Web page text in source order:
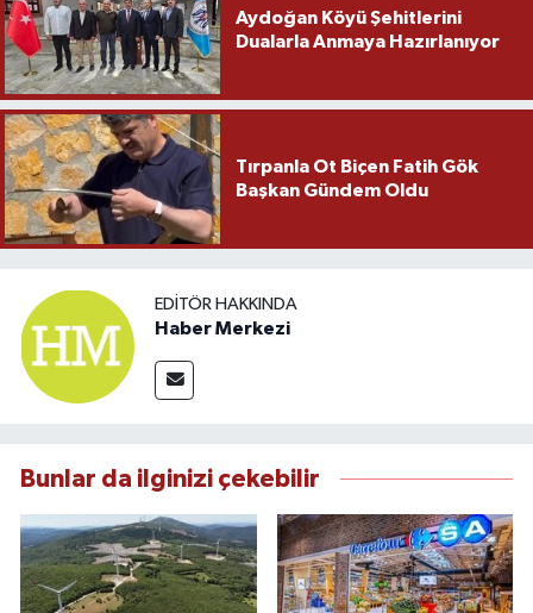
Aydoğan Köyü Şehitlerini
Dualarla Anmaya Hazırlanıyor
Tırpanla Ot Biçen Fatih Gök
Başkan Gündem Oldu
EDITÖR HAKKINDA
Haber Merkezi
Bunlar da ilginizi çekebilir